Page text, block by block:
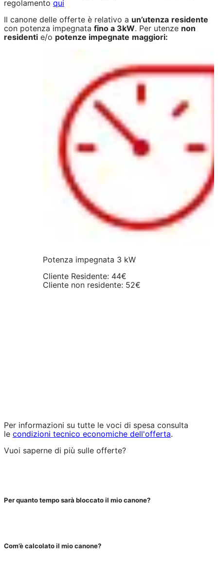
regolamento qui
Il canone delle offerte è relativo a un’utenza residente
con potenza impegnata fino a 3kW. Per utenze non
residenti e/o potenze impegnate maggiori:
Potenza impegnata 3 kW
Cliente Residente: 44€
Cliente non residente: 52€
Per informazioni su tutte le voci di spesa consulta
le condizioni tecnico economiche dell'offerta.
Vuoi saperne di più sulle offerte?
Per quanto tempo sarà bloccato il mio canone?
Com’è calcolato il mio canone?